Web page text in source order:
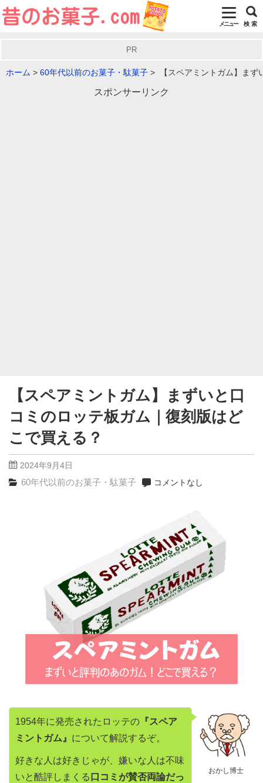
メニュー 検 索
PR
ホーム 60年代以前のお菓子・駄菓子 【スペアミントガム】ま
【スペアミントガム】まずいと口
コミのロッテ板ガム｜復刻版はど
こで買える？
2024年9月4日
60年代以前のお菓子・駄菓子 コメントなし
おかし博士
1954年に発売されたロッテの 『スペア
ミントガム』 について解説するぞ。
好きな人は好きじゃが、嫌いな人は不味
いと酷評しまくる 口コミが賛否両論だっ